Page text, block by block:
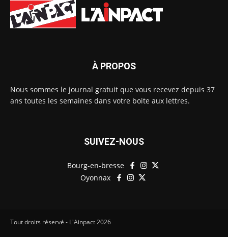
À PROPOS
Nous sommes le journal gratuit que vous recevez depuis 37
ans toutes les semaines dans votre boite aux lettres.
SUIVEZ-NOUS
Bourg-en-bresse
Oyonnax
Tout droits réservé - L'Ainpact2026